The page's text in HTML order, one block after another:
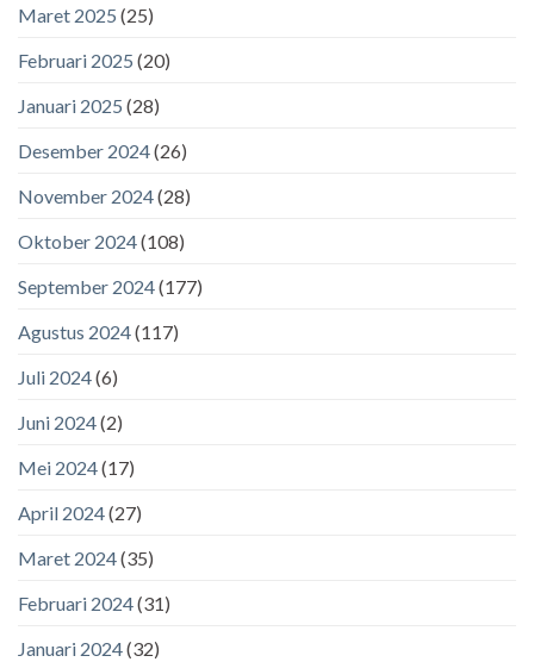
Maret 2025 (25)
Februari 2025 (20)
Januari 2025 (28)
Desember 2024(26)
November 2024(28)
Oktober 2024(108)
September 2024(177)
Agustus 2024(117)
Juli 2024(6)
Juni 2024(2)
Mei 2024(17)
April 2024(27)
Maret 2024(35)
Februari 2024(31)
Januari 2024(32)